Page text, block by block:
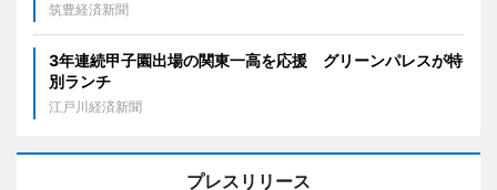
筑豊経済新聞
3年連続甲子園出場の関東一高を応援 グリーンパレスが特
別ランチ
江戸川経済新聞
プレスリリース